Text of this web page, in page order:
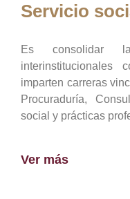
Servicio
Es consolidar
imparten carreras
Procuraduría,
social y prácticas
Ver más